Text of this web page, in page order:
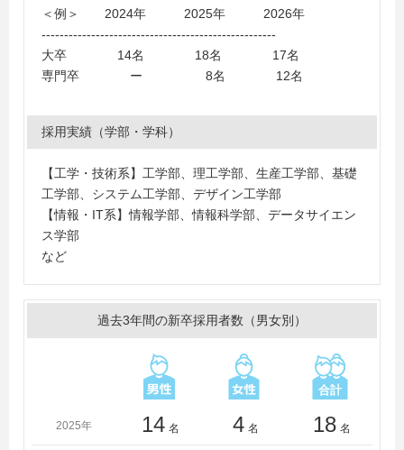
大学、茨城大学、豊橋技術科学大学、高崎商科大学、湘
南工科大学、滋賀大学、金沢工業大学、金沢大学、大妻
科大学、愛知大学、高知工科大学、共愛学園前橋国際大
学、神奈川工科大学、上武大学、工学院大学、駒澤大
学、埼玉大学、芝浦工業大学、信州大学、高崎経済大
学、千葉工業大学、中央大学、筑波大学、帝京大学、東
海大学、東京電機大学、東京理科大学、同志社大学、東
北大学、東北学院大学、東洋大学、富山大学、新潟大
学、日本大学、広島工業大学、福島大学、法政大学、武
東学院大学
＜短大・高専・専門学校＞
群馬県立太田産業技術専門校、群馬県立高崎産業技術専
門校、群馬県立前橋産業技術専門校、群馬工業高等専門
学校、専門学校群馬自動車大学校、群馬法科ビジネス専
門学校、中央ＩＴビジネス専門学校、中央情報専門学
＜例＞ 2024年 2025年 2026年
----------------------------------------------------
大卒 14名 18名 17名
専門卒 ー 8名 12名
採用実績（学部・学科）
【工学・技術系】工学部、理工学部、生産工学部、基礎
工学部、システム工学部、デザイン工学部
【情報・IT系】情報学部、情報科学部、データサイエン
ス学部
など
過去3年間の新卒採用者数（男女別）
2025年 14 名 4 名 18 名